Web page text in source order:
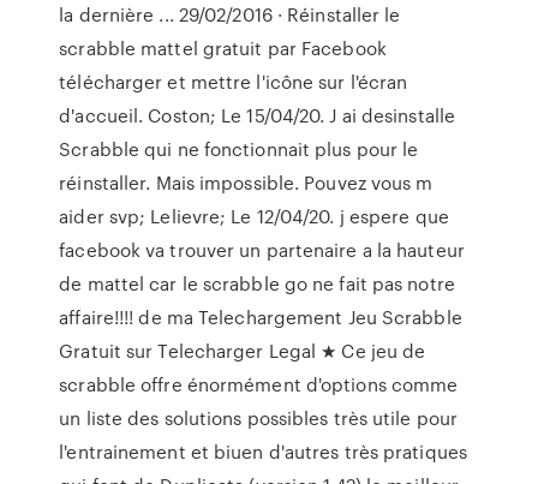
la dernière ... 29/02/2016 · Réinstaller le
scrabble mattel gratuit par Facebook
télécharger et mettre l'icône sur l'écran
d'accueil. Coston; Le 15/04/20. J ai desinstalle
Scrabble qui ne fonctionnait plus pour le
réinstaller. Mais impossible. Pouvez vous m
aider svp; Lelievre; Le 12/04/20. j espere que
facebook va trouver un partenaire a la hauteur
de mattel car le scrabble go ne fait pas notre
affaire!!!! de ma Telechargement Jeu Scrabble
Gratuit sur Telecharger Legal ★ Ce jeu de
scrabble offre énormément d'options comme
un liste des solutions possibles très utile pour
l'entrainement et biuen d'autres très pratiques